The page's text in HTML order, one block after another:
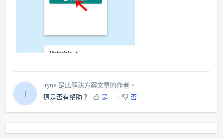
I
Iryna 是此解決方案文章的作者。
這是否有幫助？
是 否